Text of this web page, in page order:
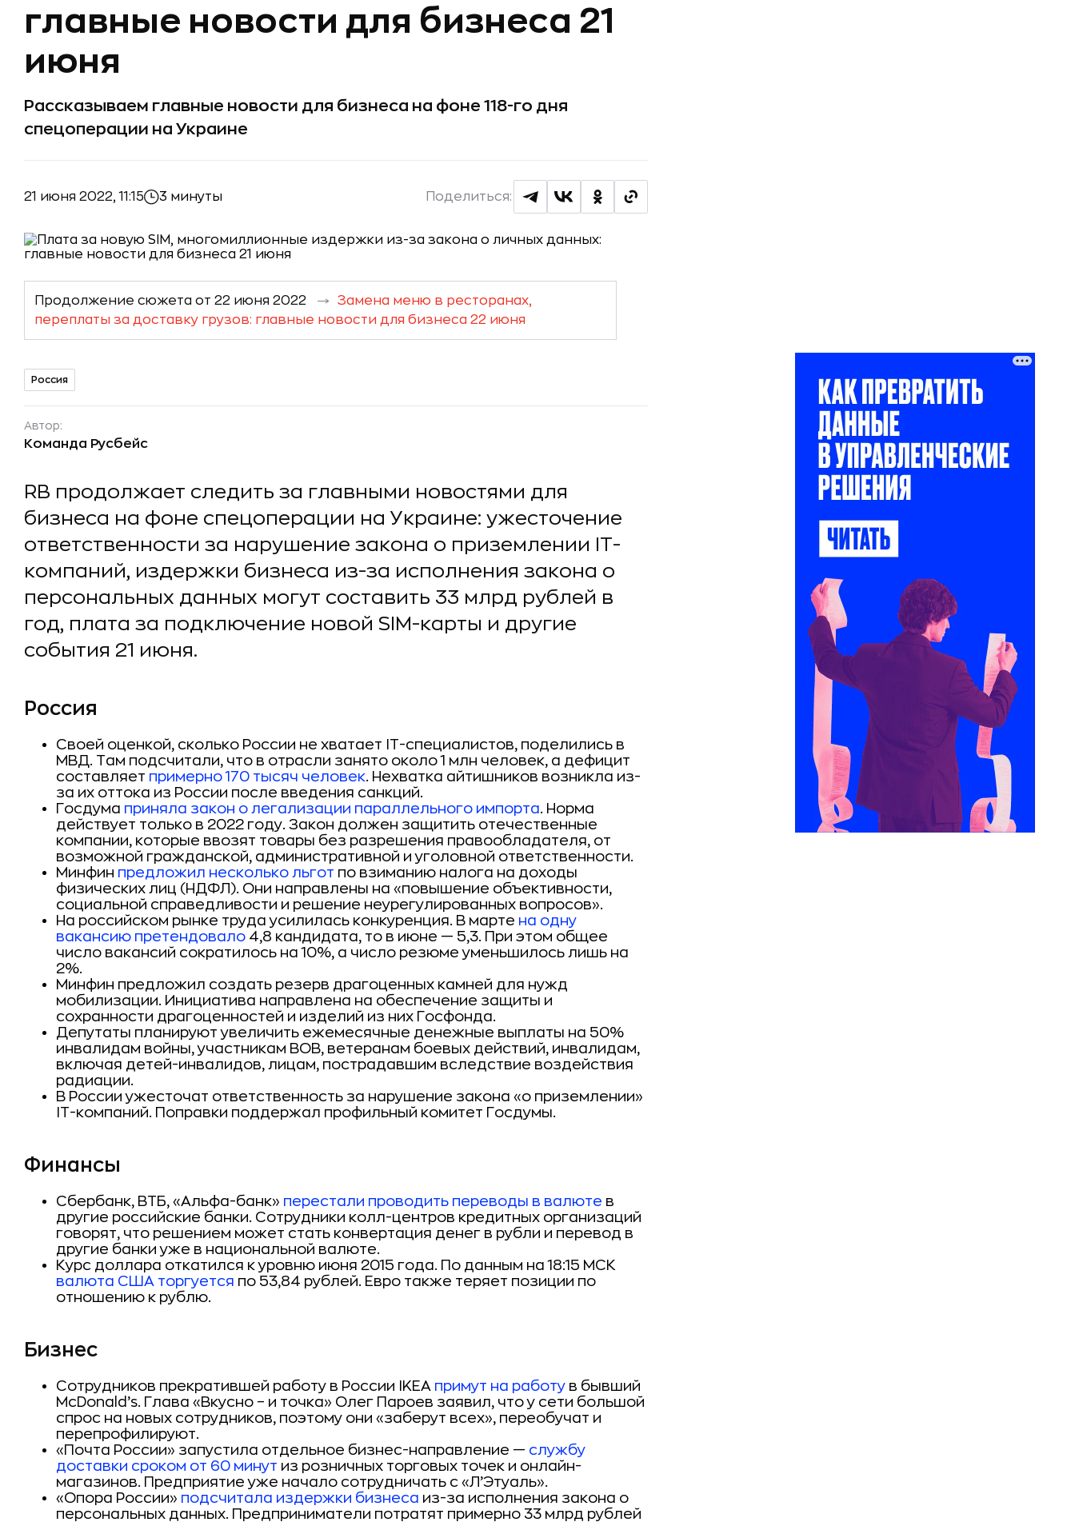
главные новости для бизнеса 21
июня
Рассказываем главные новости для бизнеса на фоне 118-го дня
спецоперации на Украине
21 июня 2022, 11:15 3 минуты Поделиться:
Продолжение сюжета от 22 июня 2022
Замена меню в ресторанах,
переплаты за доставку грузов: главные новости для бизнеса 22 июня
Россия
Автор:
Команда Русбейс
RB продолжает следить за главными новостями для
бизнеса на фоне спецоперации на Украине: ужесточение
ответственности за нарушение закона о приземлении IT-
компаний, издержки бизнеса из-за исполнения закона о
персональных данных могут составить 33 млрд рублей в
год, плата за подключение новой SIM-карты и другие
события 21 июня.
Россия
Своей оценкой, сколько России не хватает IT-специалистов, поделились в
МВД. Там подсчитали, что в отрасли занято около 1 млн человек, а дефицит
составляет примерно 170 тысяч человек. Нехватка айтишников возникла из-
за их оттока из России после введения санкций.
Госдума приняла закон о легализации параллельного импорта. Норма
действует только в 2022 году. Закон должен защитить отечественные
компании, которые ввозят товары без разрешения правообладателя, от
возможной гражданской, административной и уголовной ответственности.
Минфин предложил несколько льгот по взиманию налога на доходы
физических лиц (НДФЛ). Они направлены на «повышение объективности,
социальной справедливости и решение неурегулированных вопросов».
На российском рынке труда усилилась конкуренция. В марте на одну
вакансию претендовало 4,8 кандидата, то в июне — 5,3. При этом общее
число вакансий сократилось на 10%, а число резюме уменьшилось лишь на
2%.
Минфин предложил создать резерв драгоценных камней для нужд
мобилизации. Инициатива направлена на обеспечение защиты и
сохранности драгоценностей и изделий из них Госфонда.
Депутаты планируют увеличить ежемесячные денежные выплаты на 50%
инвалидам войны, участникам ВОВ, ветеранам боевых действий, инвалидам,
включая детей-инвалидов, лицам, пострадавшим вследствие воздействия
радиации.
В России ужесточат ответственность за нарушение закона «о приземлении»
IT-компаний. Поправки поддержал профильный комитет Госдумы.
Финансы
Сбербанк, ВТБ, «Альфа-банк» перестали проводить переводы в валюте в
другие российские банки. Сотрудники колл-центров кредитных организаций
говорят, что решением может стать конвертация денег в рубли и перевод в
другие банки уже в национальной валюте.
Курс доллара откатился к уровню июня 2015 года. По данным на 18:15 МСК
валюта США торгуется по 53,84 рублей. Евро также теряет позиции по
отношению к рублю.
Бизнес
Сотрудников прекратившей работу в России IKEA примут на работу в бывший
McDonald’s. Глава «Вкусно – и точка» Олег Пароев заявил, что у сети большой
спрос на новых сотрудников, поэтому они «заберут всех», переобучат и
перепрофилируют.
«Почта России» запустила отдельное бизнес-направление — службу
доставки сроком от 60 минут из розничных торговых точек и онлайн-
магазинов. Предприятие уже начало сотрудничать с «Л’Этуаль».
«Опора России» подсчитала издержки бизнеса из-за исполнения закона о
персональных данных. Предприниматели потратят примерно 33 млрд рублей